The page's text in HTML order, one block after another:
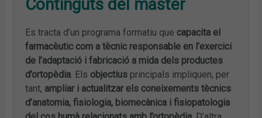
Continguts del màster
Es tracta d’un programa formatiu que capacita el
farmacèutic com a tècnic responsable en l’exercici
de l’adaptació i fabricació a mida dels productes
d’ortopèdia. Els objectius principals impliquen, per
tant, ampliar i actualitzar els coneixements tècnics
d’anatomia, fisiologia, biomecànica i fisiopatologia